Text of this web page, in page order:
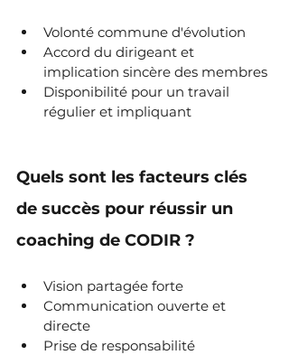
Volonté commune d'évolution
Accord du dirigeant et
implication sincère des membres
Disponibilité pour un travail
régulier et impliquant
Quels sont les facteurs clés
de succès pour réussir un
coaching de CODIR ?
Vision partagée forte
Communication ouverte et
directe
Prise de responsabilité